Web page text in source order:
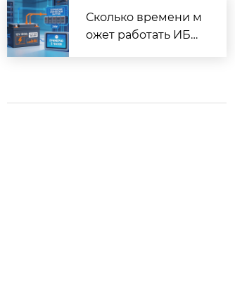
применение | Prost
ar
Сколько времени м
ожет работать ИБП